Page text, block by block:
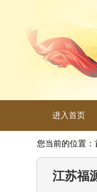
进入首页
您当前的位置：
江苏福